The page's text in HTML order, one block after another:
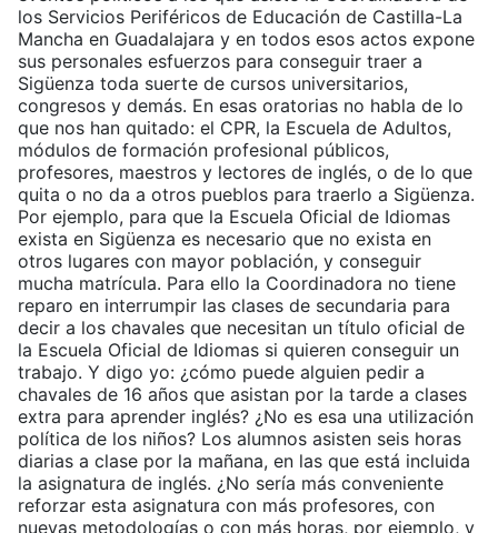
los Servicios Periféricos de Educación de Castilla-La
Mancha en Guadalajara y en todos esos actos expone
sus personales esfuerzos para conseguir traer a
Sigüenza toda suerte de cursos universitarios,
congresos y demás. En esas oratorias no habla de lo
que nos han quitado: el CPR, la Escuela de Adultos,
módulos de formación profesional públicos,
profesores, maestros y lectores de inglés, o de lo que
quita o no da a otros pueblos para traerlo a Sigüenza.
Por ejemplo, para que la Escuela Oficial de Idiomas
exista en Sigüenza es necesario que no exista en
otros lugares con mayor población, y conseguir
mucha matrícula. Para ello la Coordinadora no tiene
reparo en interrumpir las clases de secundaria para
decir a los chavales que necesitan un título oficial de
la Escuela Oficial de Idiomas si quieren conseguir un
trabajo. Y digo yo: ¿cómo puede alguien pedir a
chavales de 16 años que asistan por la tarde a clases
extra para aprender inglés? ¿No es esa una utilización
política de los niños? Los alumnos asisten seis horas
diarias a clase por la mañana, en las que está incluida
la asignatura de inglés. ¿No sería más conveniente
reforzar esta asignatura con más profesores, con
nuevas metodologías o con más horas, por ejemplo, y